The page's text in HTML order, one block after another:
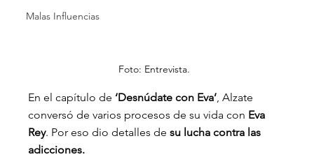
Malas Influencias
Foto: Entrevista.
En el capítulo de ‘Desnúdate con Eva’ , Alzate
conversó de varios procesos de su vida con Eva
Rey. Por eso dio detalles de su lucha contra las
adicciones.